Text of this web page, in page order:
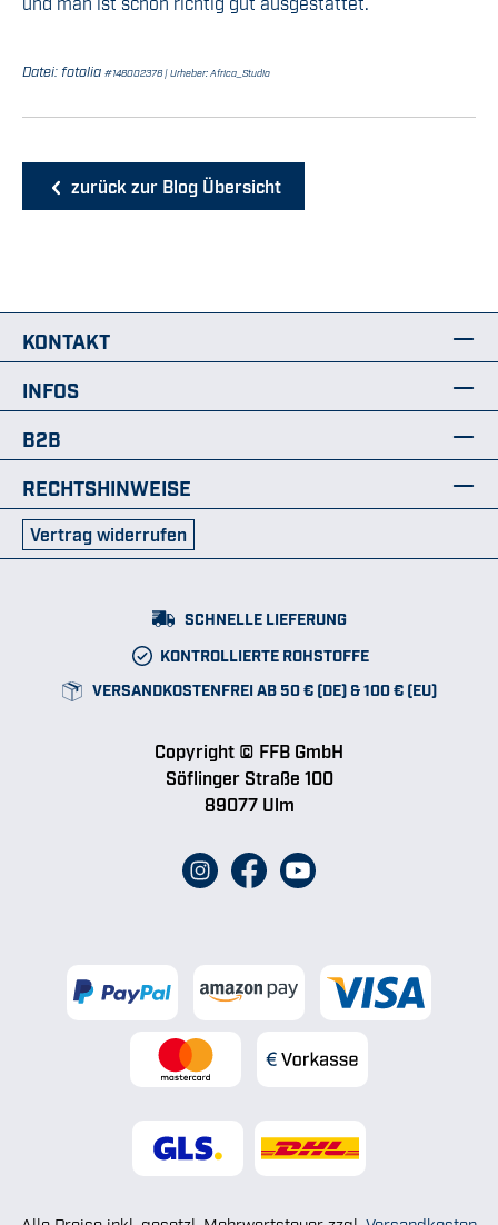
Datei: fotolia #146002376 | Urheber: Africa_Studio
zurück zur Blog Übersicht
KONTAKT
INFOS
B2B
RECHTSHINWEISE
Vertrag widerrufen
SCHNELLE LIEFERUNG
KONTROLLIERTE ROHSTOFFE
VERSANDKOSTENFREI AB 50 € (DE) & 100 € (EU)
Copyright © FFB GmbH
Söflinger Straße 100
89077 Ulm